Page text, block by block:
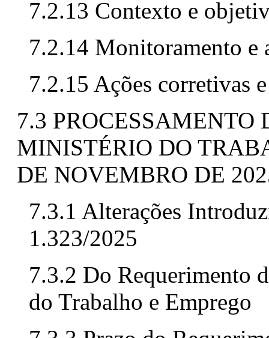
7.2.13 Contexto e
7.2.14 Monitoramento e
7.2.15 Ações corretivas
7.3 PROCESSAMENTO
MINISTÉRIO DO
DE NOVEMBRO DE
7.3.1 Alterações
1.323/2025
7.3.2 Do Requerimento
do Trabalho e Emprego